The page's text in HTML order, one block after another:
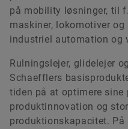
på mobility løsninger, til
maskiner, lokomotiver
industriel automation og
Rulningslejer, glidelejer
Schaefflers
tiden på at optimere sine
produktinnovation og
produktionskapacitet. På